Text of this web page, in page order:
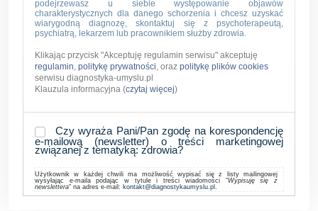
podejrzewasz u siebie występowanie objawów
charakterystycznych dla danego schorzenia i chcesz uzyskać
wiarygodną diagnozę, skontaktuj się z psychoterapeutą,
psychiatrą, lekarzem lub pracownikiem służby zdrowia.
Klikając przycisk "Akceptuję regulamin serwisu" akceptuję
regulamin, politykę prywatności, oraz politykę plików cookies
serwisu diagnostyka-umyslu.pl
Klauzula informacyjna (czytaj więcej)
Czy wyraża Pani/Pan zgodę na korespondencję
e-mailową (newsletter) o treści marketingowej
związanej z tematyką: zdrowia?
Użytkownik w każdej chwili ma możliwość wypisać się z listy mailingowej
wysyłając e-maila podając w tytule i treści wiadomości "Wypisuję się z
newslettera" na adres e-mail: kontakt@diagnostykaumyslu.pl .